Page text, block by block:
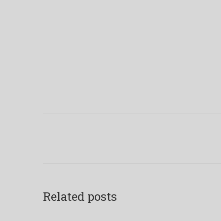
Related posts